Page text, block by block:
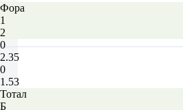
Фора
1
2
0
2.35
0
1.53
Тотал
Б